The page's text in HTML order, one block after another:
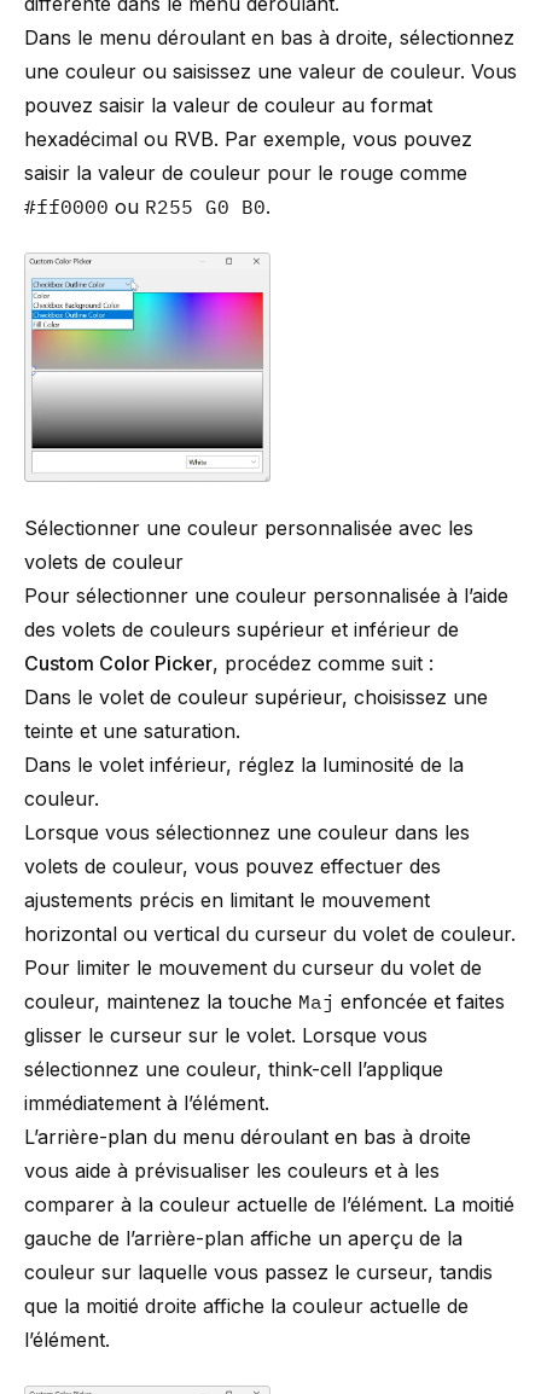
Dans le menu déroulant en bas à droite, sélectionnez
une couleur ou saisissez une valeur de couleur. Vous
pouvez saisir la valeur de couleur au format
hexadécimal ou RVB. Par exemple, vous pouvez
saisir la valeur de couleur pour le rouge comme
#ff0000 ou R255 G0 B0.
Sélectionner une couleur personnalisée avec les
volets de couleur
Pour sélectionner une couleur personnalisée à l’aide
des volets de couleurs supérieur et inférieur de
Custom Color Picker, procédez comme suit :
Dans le volet de couleur supérieur, choisissez une
teinte et une saturation.
Dans le volet inférieur, réglez la luminosité de la
couleur.
Lorsque vous sélectionnez une couleur dans les
volets de couleur, vous pouvez effectuer des
ajustements précis en limitant le mouvement
horizontal ou vertical du curseur du volet de couleur.
Pour limiter le mouvement du curseur du volet de
couleur, maintenez la touche Maj enfoncée et faites
glisser le curseur sur le volet. Lorsque vous
sélectionnez une couleur, think-cell l’applique
immédiatement à l’élément.
L’arrière-plan du menu déroulant en bas à droite
vous aide à prévisualiser les couleurs et à les
comparer à la couleur actuelle de l’élément. La moitié
gauche de l’arrière-plan affiche un aperçu de la
couleur sur laquelle vous passez le curseur, tandis
que la moitié droite affiche la couleur actuelle de
l’élément.